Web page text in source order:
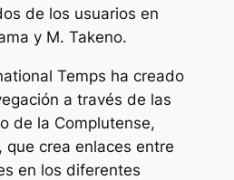
de los usuarios en
y M. Takeno.
Temps ha creado
a través de las
de la Complutense,
que crea enlaces entre
en los diferentes